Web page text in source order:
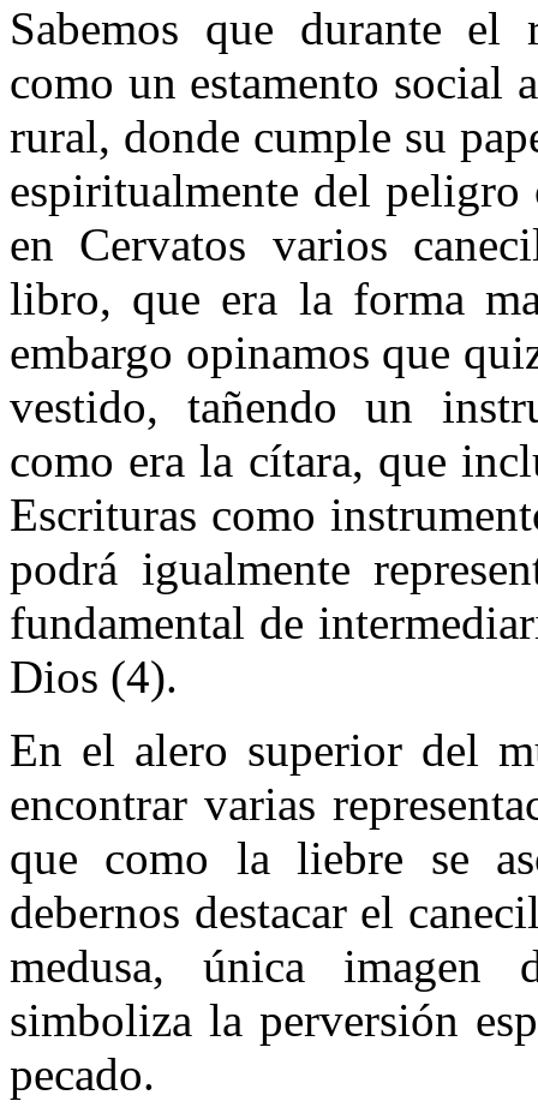
Sabemos que durante el
como un estamento social
rural, donde cumple su
espiritualmente del peligro
en Cervatos varios
libro, que era la forma
embargo opinamos que
vestido, tañendo un
como era la cítara, que
Escrituras como
podrá igualmente
fundamental de
Dios (4).
En el alero superior del
encontrar varias
que como la liebre se
debernos destacar el
medusa, única imagen
simboliza la perversión
pecado.